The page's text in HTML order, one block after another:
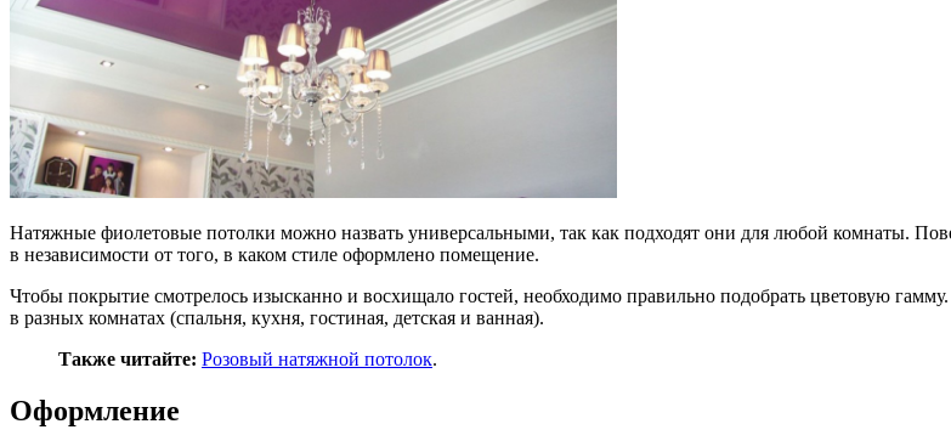
Натяжные фиолетовые потолки можно назвать универсальными, так как подходят они для любой комнаты.
в независимости от того, в каком стиле оформлено помещение.
Чтобы покрытие смотрелось изысканно и восхищало гостей, необходимо правильно подобрать цветовую
в разных комнатах (спальня, кухня, гостиная, детская и ванная).
Также читайте: Розовый натяжной потолок.
Оформление